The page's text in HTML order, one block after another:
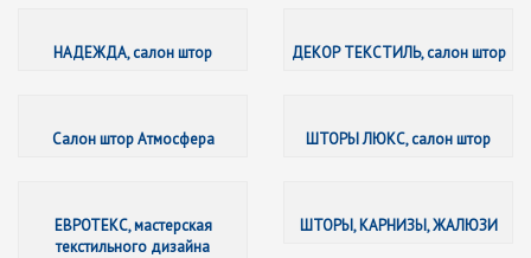
НАДЕЖДА, салон штор
ДЕКОР ТЕКСТИЛЬ, салон штор
Салон штор Атмосфера
ШТОРЫ ЛЮКС, салон штор
ЕВРОТЕКС, мастерская
текстильного дизайна
ШТОРЫ, КАРНИЗЫ, ЖАЛЮЗИ